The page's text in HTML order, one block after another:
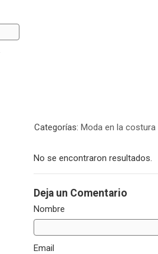
Categorías: Moda en la costura
No se encontraron resultados.
Deja un Comentario
Nombre
Email